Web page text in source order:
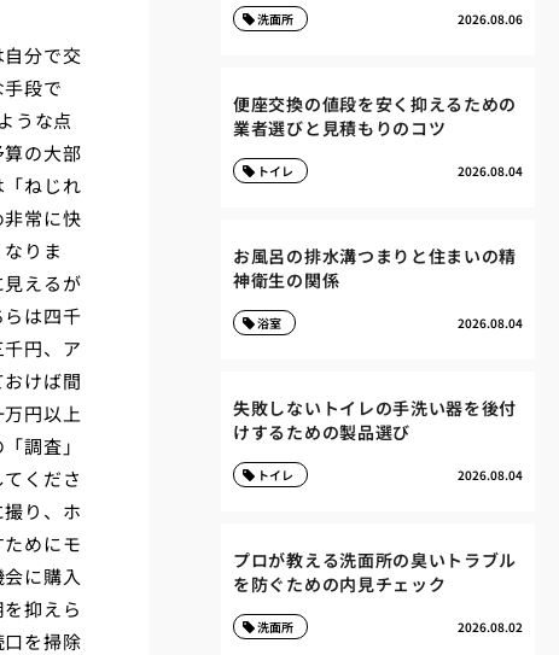
分で交
段で
うな点
の大部
ねじれ
常に快
りま
えるが
は四千
円、ア
けば間
円以上
調査」
くださ
り、ホ
めにモ
に購入
抑えら
を掃除
2026.08.06
洗面所
便座交換の値段を安く抑えるための
業者選びと見積もりのコツ
2026.08.04
トイレ
お風呂の排水溝つまりと住まいの精
神衛生の関係
2026.08.04
浴室
失敗しないトイレの手洗い器を後付
けするための製品選び
2026.08.04
トイレ
プロが教える洗面所の臭いトラブル
を防ぐための内見チェック
2026.08.02
洗面所